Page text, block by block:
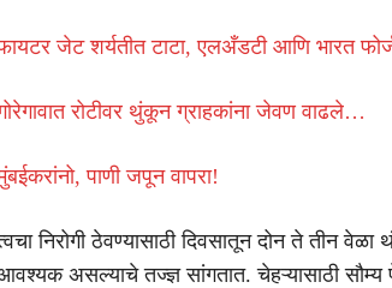
जेट शर्यतीत टाटा, एलअँडटी आणि भारत
रोटीवर थुंकून ग्राहकांना जेवण वाढले…
पाणी जपून वापरा!
निरोगी ठेवण्यासाठी दिवसातून दोन ते तीन
असल्याचे तज्ज्ञ सांगतात. चेहऱ्यासाठी